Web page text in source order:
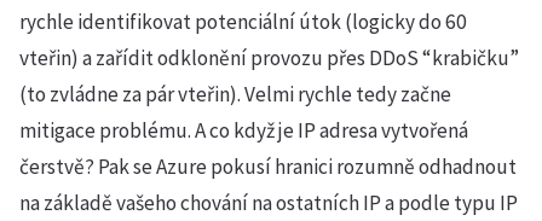
rychle identifikovat potenciální útok (logicky do 60
vteřin) a zařídit odklonění provozu přes DDoS “krabičku”
(to zvládne za pár vteřin). Velmi rychle tedy začne
mitigace problému. A co když je IP adresa vytvořená
čerstvě? Pak se Azure pokusí hranici rozumně odhadnout
na základě vašeho chování na ostatních IP a podle typu IP